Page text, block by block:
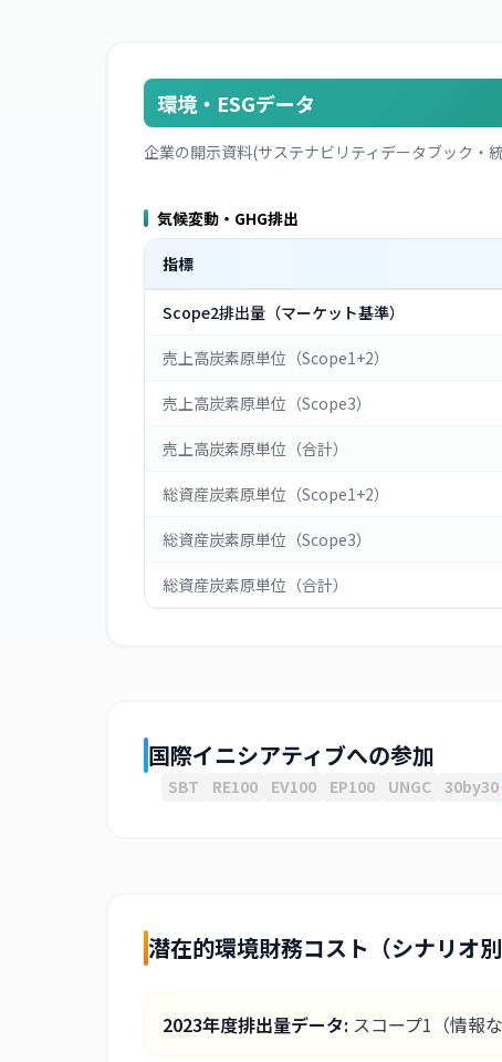
環境・ESGデータ
企業の開示資料(サステナビリティデータブック・
気候変動・GHG排出
指標
Scope2排出量（マーケット基準）
売上高炭素原単位（Scope1+2）
売上高炭素原単位（Scope3）
売上高炭素原単位（合計）
総資産炭素原単位（Scope1+2）
総資産炭素原単位（Scope3）
総資産炭素原単位（合計）
国際イニシアティブへの参加
SBT RE100 EV100 EP100 UNGC 30by30
潜在的環境財務コスト（シナリオ別
2023年度排出量データ: スコープ1 （情報